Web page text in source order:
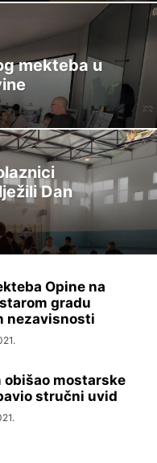
mekteba u
Dan
Opine na
gradu
nezavisnosti
obišao mostarske
stručni uvid